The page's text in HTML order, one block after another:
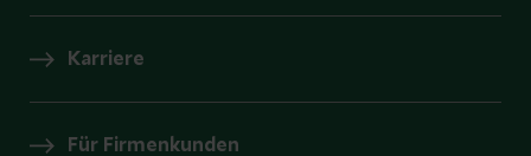
Karriere
Für Firmenkunden